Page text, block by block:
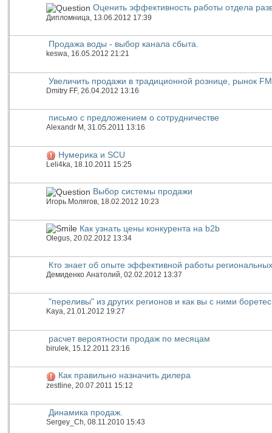
Оценить эффективность работы отдела
Дипломница , 13.06.2012 17:39
Продажа воды - выбор канала сбыта.
keswa, 16.05.2012 21:21
Увеличить продажи в традиционной рознице, рынок
Dmitry FF, 26.04.2012 13:16
письмо с предложением о сотрудничестве
Alexandr M , 31.05.2011 13:16
Нумерика и SCU
Leli4ka, 18.10.2011 15:25
Выбор системы продажи
Игорь Молягов, 18.02.2012 10:23
Как узнать цены конкурента на b2b
Olegus, 20.02.2012 13:34
Кто знает об опыте эффективной работы
Демиденко Анатолий, 02.02.2012 13:37
"переливы" из других регионов и как вы с ними
Kaya, 21.01.2012 19:27
расчет вероятности продаж по месяцам
birulek, 15.12.2011 23:16
Как правильно назначить дилера
zestline , 20.07.2011 15:12
Динамика продаж.
Sergey_Ch, 08.11.2010 15:43